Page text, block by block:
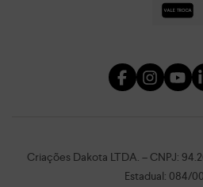
Criações Dakota LTDA. – CNPJ:
Estadual: 084/